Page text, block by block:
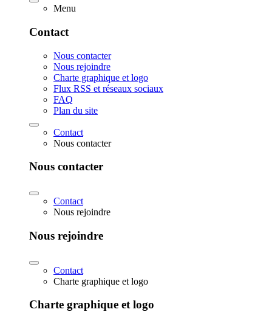
Menu
Contact
Nous contacter
Nous rejoindre
Charte graphique et logo
Flux RSS et réseaux sociaux
FAQ
Plan du site
Contact
Nous contacter
Nous contacter
Contact
Nous rejoindre
Nous rejoindre
Contact
Charte graphique et logo
Charte graphique et logo